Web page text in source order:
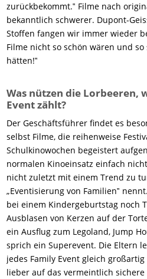
zurückbekommt.‟ Filme nach
bekanntlich schwerer. Dupont-
Stoffen fangen wir immer wieder
Filme nicht so schön wären und
hätten!‟
Was nützen die Lorbeeren,
Event zählt?
Der Geschäftsführer findet es
selbst Filme, die reihenweise
Schulkinowochen begeistert
normalen Kinoeinsatz einfach
nicht zuletzt mit einem Trend zu
„Eventisierung von Familien‟
bei einem Kindergeburtstag noch
Ausblasen von Kerzen auf der
ein Ausflug zum Legoland, Jump
sprich ein Superevent. Die Eltern
jedes Family Event gleich
lieber auf das vermeintlich